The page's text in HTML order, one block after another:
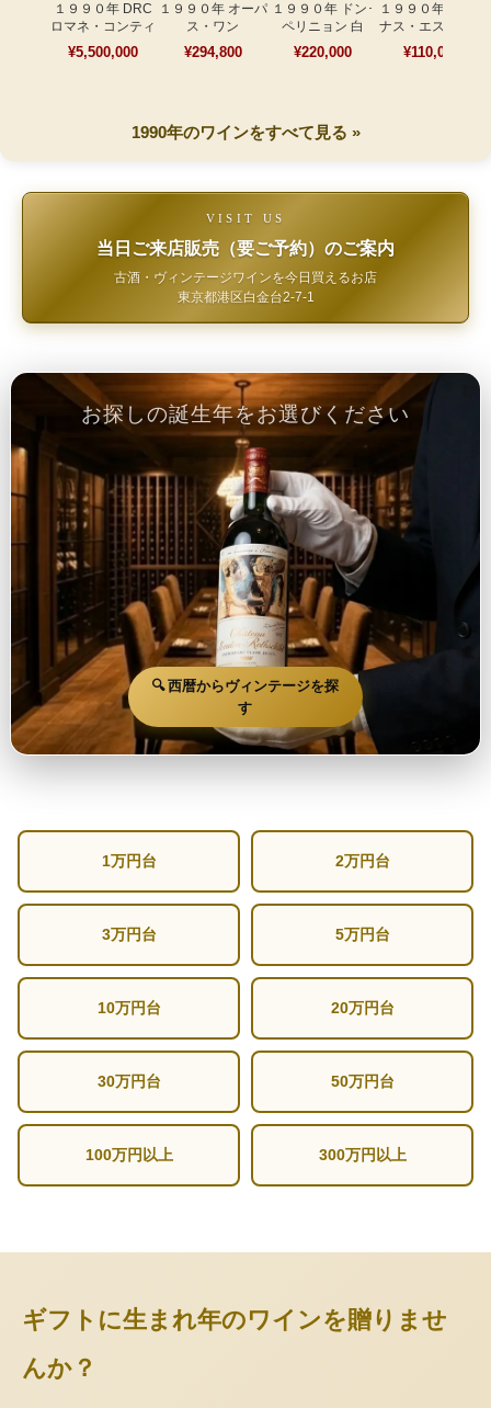
１９９０年 DRC
ロマネ・コンティ
¥5,500,000
１９９０年 オーパ
ス・ワン
¥294,800
１９９０年 ドン･
ペリニョン 白
¥220,000
１９９０年 ドミ
ナス・エステート
¥110,000
1990年のワインをすべて見る »
VISIT US
当日ご来店販売（要ご予約）のご案内
古酒・ヴィンテージワインを今日買えるお店
東京都港区白金台2-7-1
お探しの誕生年をお選びください
🔍 西暦からヴィンテージを探
す
1万円台 2万円台
3万円台 5万円台
10万円台 20万円台
30万円台 50万円台
100万円以上 300万円以上
ギフトに生まれ年のワインを贈りませ
んか？